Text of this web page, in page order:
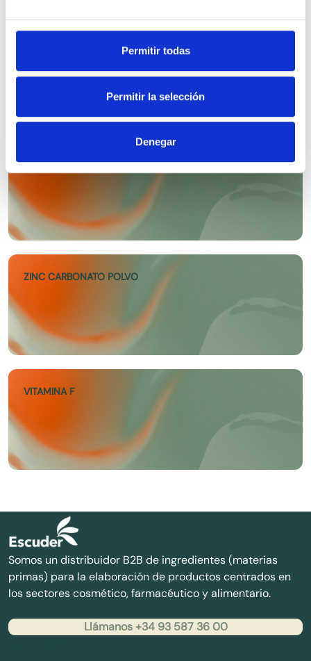
Permitir todas
Permitir la selección
Denegar
más efectivo que el colágeno convencional
ZINC OXIDO LIGERO EP
ZINC GLUCONATO EP
ZINC CARBONATO POLVO
VITAMINA F
Somos un distribuidor B2B de ingredientes (materias
primas) para la elaboración de productos centrados en
los sectores cosmético, farmacéutico y alimentario.
Llámanos +34 93 587 36 00